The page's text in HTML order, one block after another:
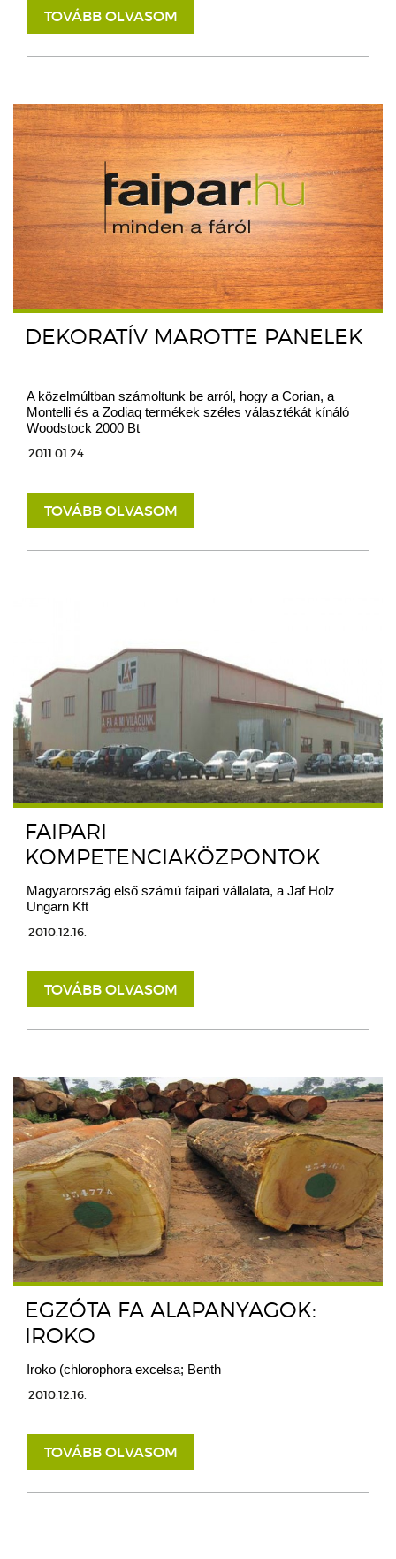
TOVÁBB OLVASOM
DEKORATÍV MAROTTE PANELEK
A közelmúltban számoltunk be arról, hogy a Corian, a
Montelli és a Zodiaq termékek széles választékát kínáló
Woodstock 2000 Bt
2011.01.24.
TOVÁBB OLVASOM
FAIPARI
KOMPETENCIAKÖZPONTOK
Magyarország első számú faipari vállalata, a Jaf Holz
Ungarn Kft
2010.12.16.
TOVÁBB OLVASOM
EGZÓTA FA ALAPANYAGOK:
IROKO
Iroko (chlorophora excelsa; Benth
2010.12.16.
TOVÁBB OLVASOM